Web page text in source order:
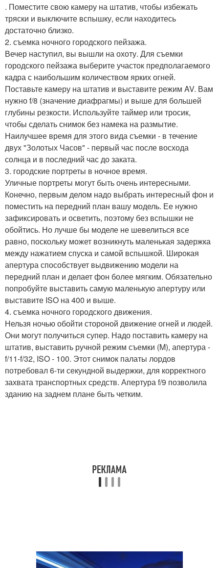
. Поместите свою камеру на штатив, чтобы избежать
тряски и выключите вспышку, если находитесь
достаточно близко.
2. съемка ночного городского пейзажа.
Вечер наступил, вы вышли на охоту. Для съемки
городского пейзажа выберите участок предполагаемого
кадра с наибольшим количеством ярких огней.
Поставьте камеру на штатив и выставите режим AV. Вам
нужно f/8 (значение диафрагмы) и выше для большей
глубины резкости. Используйте таймер или тросик,
чтобы сделать снимок без намека на размытие.
Наилучшее время для этого вида съемки - в течение
двух "Золотых Часов" - первый час после восхода
солнца и в последний час до заката.
3. городские портреты в ночное время.
Уличные портреты могут быть очень интересными.
Конечно, первым делом надо выбрать интересный фон и
поместить на передний план вашу модель. Ее нужно
зафиксировать и осветить, поэтому без вспышки не
обойтись. Но лучше бы моделе не шевелиться все
равно, поскольку может возникнуть маленькая задержка
между нажатием спуска и самой вспышкой. Широкая
апертура способствует выдвижению модели на
передний план и делает фон более мягким. Обязательно
попробуйте выставить самую маленькую апертуру или
выставите ISO на 400 и выше.
4. съемка ночного городского движения.
Нельзя ночью обойти стороной движение огней и людей.
Они могут получиться супер. Надо поставить камеру на
штатив, выставить ручной режим съемки (M), апертура -
f/11-f/32, ISO - 100. Этот снимок палаты лордов
потребовал 6-ти секундной выдержки, для корректного
захвата транспортных средств. Апертура f/9 позволила
зданию на заднем плане быть четким.